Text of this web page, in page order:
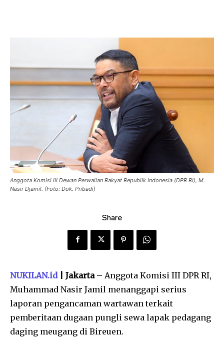
Anggota Komisi III Dewan Perwailan Rakyat Republik Indonesia (DPR RI), M.
Nasir Djamil. (Foto: Dok. Pribadi)
Share
NUKILAN.id| Jakarta– Anggota Komisi III DPR RI,
Muhammad Nasir Jamil menanggapi serius
laporan pengancaman wartawan terkait
pemberitaan dugaan pungli sewa lapak pedagang
daging meugang di Bireuen.